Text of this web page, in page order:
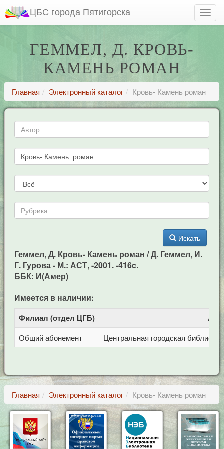
ЦБС города Пятигорска
ГЕММЕЛ, Д. КРОВЬ-
КАМЕНЬ РОМАН
Главная Электронный каталог Кровь- Камень роман
Искать
Геммел, Д. Кровь- Камень роман / Д. Геммел, И.
Г. Гурова - М.: АСТ, -2001. -416c.
ББК: И(Амер)
Имеется в наличии:
Филиал (отдел ЦГБ)
Общий абонемент Центральная городская
Главная Электронный каталог Кровь- Камень роман